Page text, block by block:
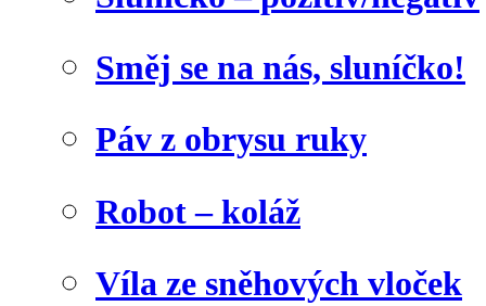
Směj se na nás, sluníčko!
Páv z obrysu ruky
Robot – koláž
Víla ze sněhových vloček